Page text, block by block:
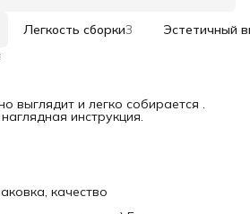
Легкость сборки3
Эстетичный
выглядит и легко собирается .
инструкция.
качество